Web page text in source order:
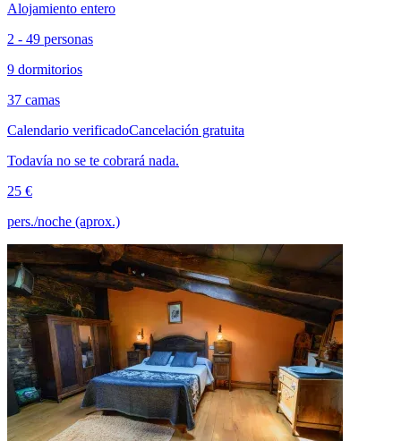
Alojamiento entero
2 - 49 personas
9 dormitorios
37 camas
Calendario verificadoCancelación gratuita
Todavía no se te cobrará nada.
25 €
pers./noche (aprox.)